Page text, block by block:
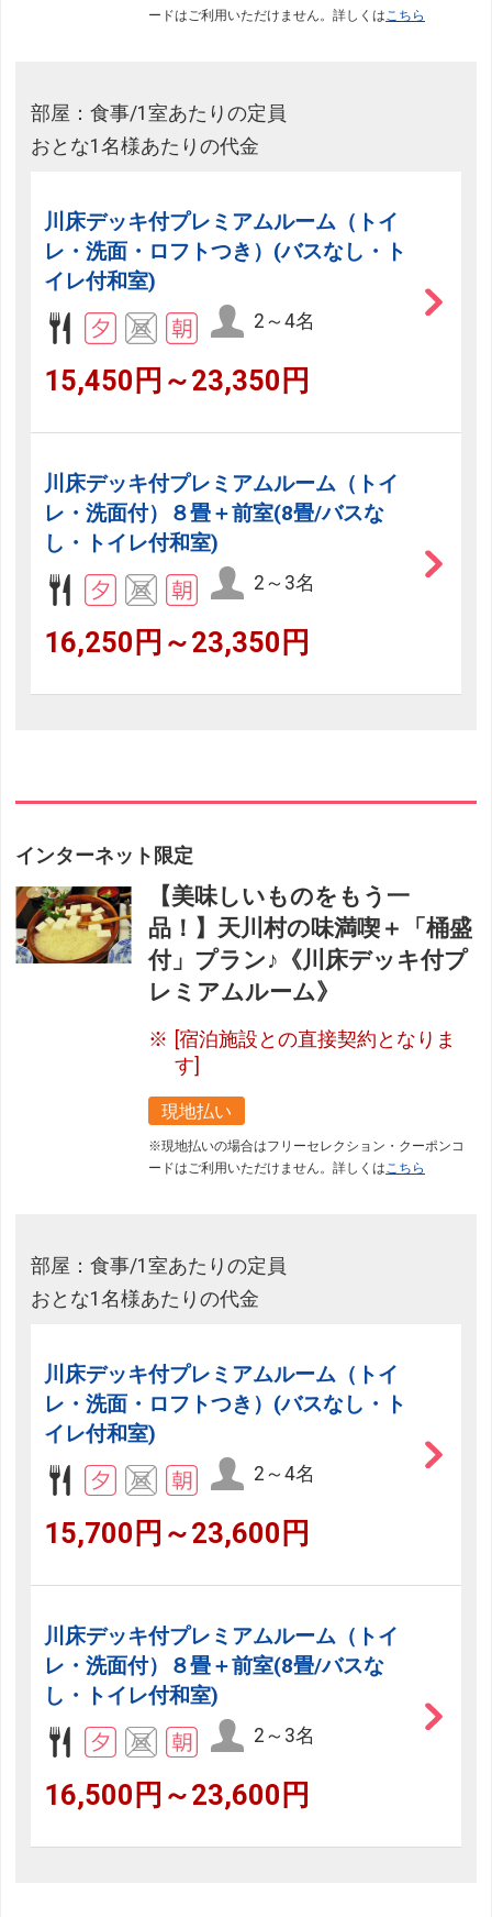
ードはご利用いただけません。詳しくはこちら
部屋：食事/1室あたりの定員
おとな1名様あたりの代金
川床デッキ付プレミアムルーム（トイ
レ・洗面・ロフトつき）(バスなし・ト
イレ付和室)
2～4名
15,450円～23,350円
川床デッキ付プレミアムルーム（トイ
レ・洗面付）８畳＋前室(8畳/バスな
し・トイレ付和室)
2～3名
16,250円～23,350円
インターネット限定
【美味しいものをもう一
品！】天川村の味満喫＋「桶盛
付」プラン♪《川床デッキ付プ
レミアムルーム》
[宿泊施設との直接契約となりま
す]
現地払い
※現地払いの場合はフリーセレクション・クーポンコ
ードはご利用いただけません。詳しくはこちら
部屋：食事/1室あたりの定員
おとな1名様あたりの代金
川床デッキ付プレミアムルーム（トイ
レ・洗面・ロフトつき）(バスなし・ト
イレ付和室)
2～4名
15,700円～23,600円
川床デッキ付プレミアムルーム（トイ
レ・洗面付）８畳＋前室(8畳/バスな
し・トイレ付和室)
2～3名
16,500円～23,600円